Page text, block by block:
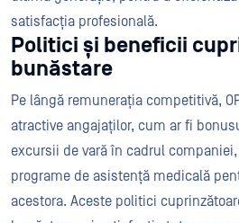
satisfacția profesională.
Politici și beneficii
bunăstare
Pe lângă remunerația competitivă,
atractive angajaților, cum ar fi
excursii de vară în cadrul
programe de asistență medicală
acestora. Aceste politici